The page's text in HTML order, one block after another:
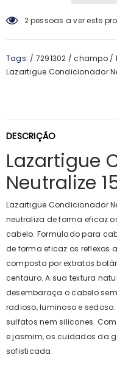
2pessoas a ver este
Tags: / 7291302 / champo /
Lazartigue Condicionador
DESCRIÇÃO
Lazartigue
Neutralize
Lazartigue Condicionador
neutraliza de forma eficaz
cabelo. Formulado para
de forma eficaz os reflexos
composta por extratos
centauro. A sua textura
desembaraça o cabelo
radioso, luminoso e
sulfatos nem silicones.
e jasmim, os cuidados da
sofisticada.